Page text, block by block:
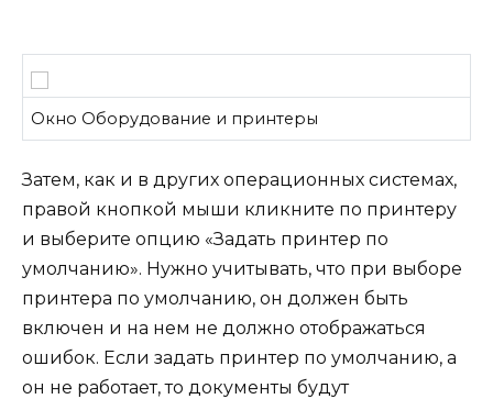
Окно Оборудование и принтеры
Затем, как и в других операционных системах,
правой кнопкой мыши кликните по принтеру
и выберите опцию «Задать принтер по
умолчанию». Нужно учитывать, что при выборе
принтера по умолчанию, он должен быть
включен и на нем не должно отображаться
ошибок. Если задать принтер по умолчанию, а
он не работает, то документы будут